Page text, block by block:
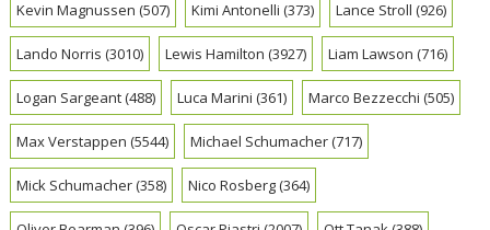
Kevin Magnussen (507) Kimi Antonelli (373) Lance Stroll (926)
Lando Norris (3010) Lewis Hamilton (3927) Liam Lawson (716)
Logan Sargeant(488) Luca Marini (361) Marco Bezzecchi (505)
Max Verstappen (5544) Michael Schumacher(717)
Mick Schumacher(358) Nico Rosberg(364)